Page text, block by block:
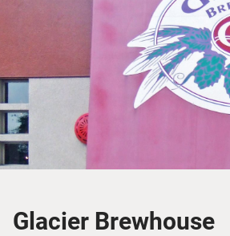
Inspiration
Service
Glacier Brewhouse